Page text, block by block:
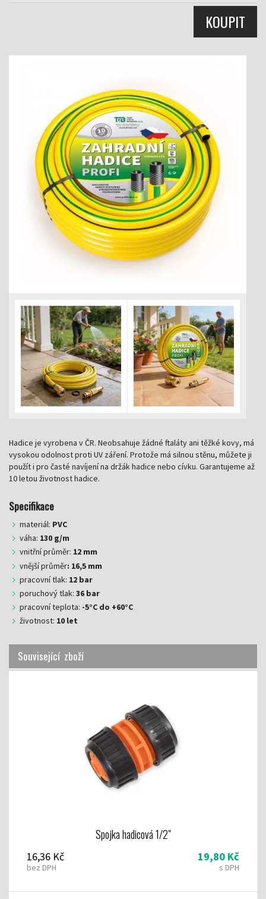
Hadice je vyrobena v ČR. Neobsahuje žádné ftaláty ani těžké kovy, má
vysokou odolnost proti UV záření. Protože má silnou stěnu, můžete ji
použít i pro časté navíjení na držák hadice nebo cívku. Garantujeme až
10 letou životnost hadice.
Specifikace
materiál: PVC
váha: 130 g/m
vnitřní průměr: 12 mm
vnější průměr: 16,5 mm
pracovní tlak: 12 bar
poruchový tlak:36 bar
pracovní teplota: -5°C do +60°C
životnost: 10 let
Související zboží
Spojka hadicová 1/2"
16,36 Kč
bez DPH
19,80 Kč
s DPH